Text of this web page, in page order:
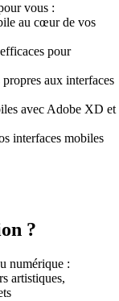
vous :
au cœur de vos
pour
aux interfaces
avec Adobe XD et
interfaces mobiles
?
numérique :
artistiques,